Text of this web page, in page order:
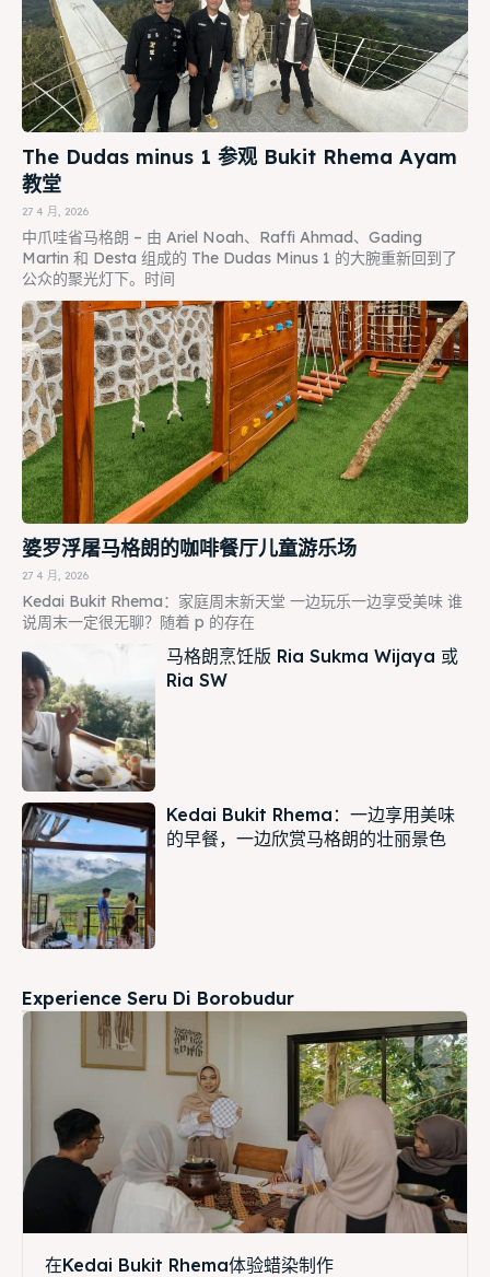
The Dudas minus 1 参观 Bukit Rhema Ayam
教堂
27 4 月, 2026
中爪哇省马格朗 – 由 Ariel Noah、Raffi Ahmad、Gading
Martin 和 Desta 组成的 The Dudas Minus 1 的大腕重新回到了
公众的聚光灯下。时间
婆罗浮屠马格朗的咖啡餐厅儿童游乐场
27 4 月, 2026
Kedai Bukit Rhema：家庭周末新天堂 一边玩乐一边享受美味 谁
说周末一定很无聊？随着 p 的存在
马格朗烹饪版 Ria Sukma Wijaya 或
Ria SW
Kedai Bukit Rhema：一边享用美味
的早餐，一边欣赏马格朗的壮丽景色
Experience Seru Di Borobudur
在Kedai Bukit Rhema体验蜡染制作